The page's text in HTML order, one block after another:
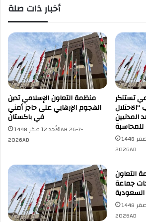
أخبار ذات صلة
منظمة التعاون الإسلامي تدين
الهجوم الإرهابي على حاجز أمني
في باكستان
الأحد 12 صفر 1448AH 26-7-
2026AD
تستنكر
الجمعة 10 صفر 1448AH 24-7-
2026AD
التعاون
جماعة
الأربعاء 8 صفر 1448AH 22-7-
2026AD